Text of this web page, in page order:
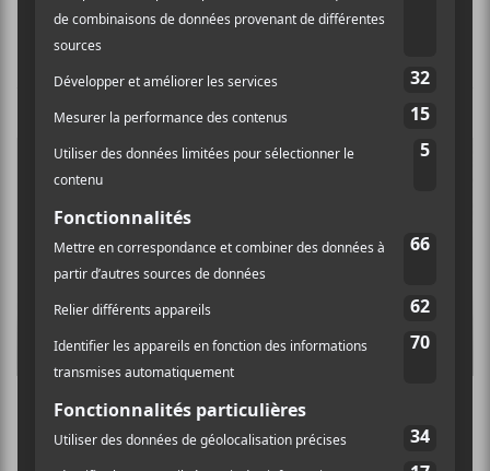
Taverne Tour 2023 – Karen NG, José Lobo et
Wendy Eisenberg @ Ô Patro Vys le 11 février